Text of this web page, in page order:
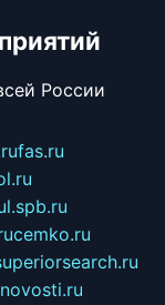
России
fas.ru
cemko.ru